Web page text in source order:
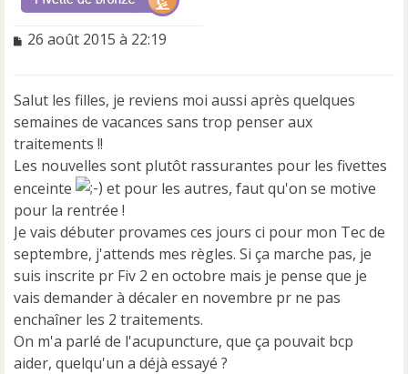
M
a
g
e
n
o
n
l
u
26 août 2015 à 22:19
Salut les filles, je reviens moi aussi après quelques
semaines de vacances sans trop penser aux
traitements !!
Les nouvelles sont plutôt rassurantes pour les fivettes
enceinte
et pour les autres, faut qu'on se motive
pour la rentrée !
Je vais débuter provames ces jours ci pour mon Tec de
septembre, j'attends mes règles. Si ça marche pas, je
suis inscrite pr Fiv 2 en octobre mais je pense que je
vais demander à décaler en novembre pr ne pas
enchaîner les 2 traitements.
On m'a parlé de l'acupuncture, que ça pouvait bcp
aider, quelqu'un a déjà essayé ?